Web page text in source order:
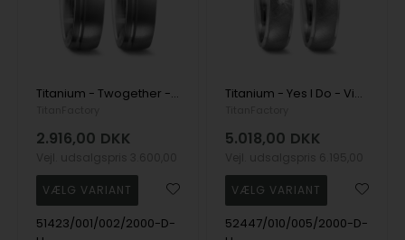
Titanium - Twogether - Vielsesringe med 1 x 0,02 ct diamant
2.916,00 DKK
51423/001/002/2000-D-
Titanium - Yes I Do - Vielsesringe med i alt 0,03 ct diamant
5.018,00 DKK
52447/010/005/2000-D-